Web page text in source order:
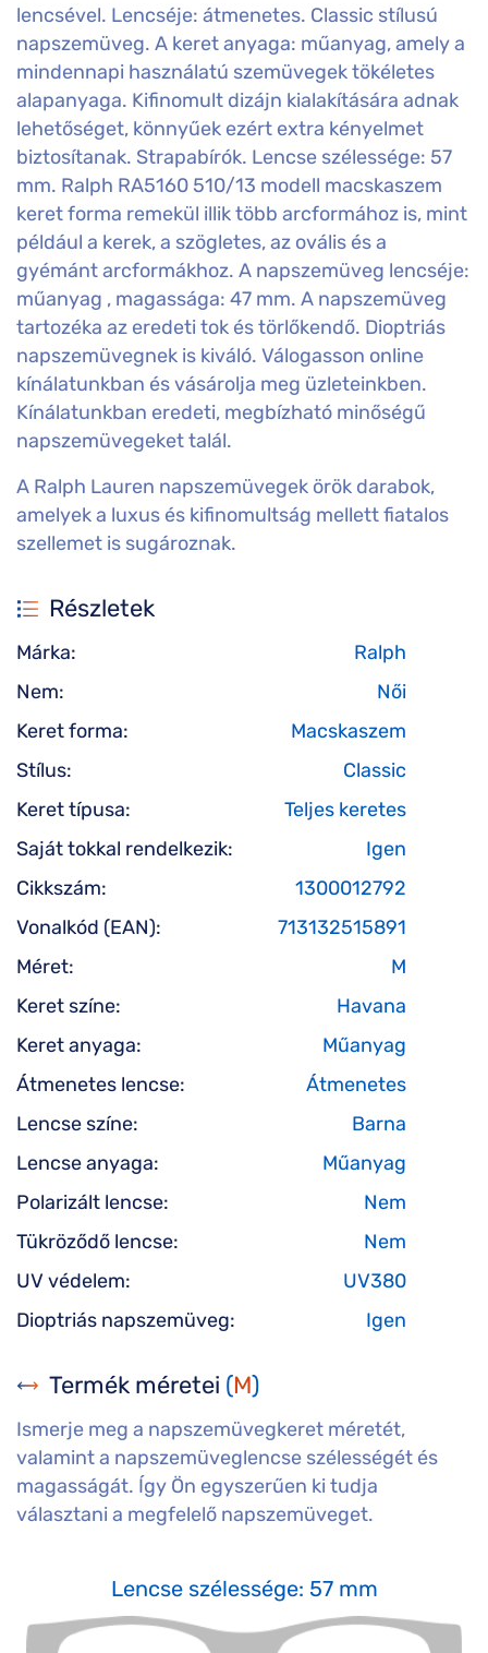
lencsével. Lencséje: átmenetes. Classic stílusú
napszemüveg. A keret anyaga: műanyag, amely a
mindennapi használatú szemüvegek tökéletes
alapanyaga. Kifinomult dizájn kialakítására adnak
lehetőséget, könnyűek ezért extra kényelmet
biztosítanak. Strapabírók. Lencse szélessége: 57
mm. Ralph RA5160 510/13 modell macskaszem
keret forma remekül illik több arcformához is, mint
például a kerek, a szögletes, az ovális és a
gyémánt arcformákhoz. A napszemüveg lencséje:
műanyag , magassága: 47 mm. A napszemüveg
tartozéka az eredeti tok és törlőkendő. Dioptriás
napszemüvegnek is kiváló. Válogasson online
kínálatunkban és vásárolja meg üzleteinkben.
Kínálatunkban eredeti, megbízható minőségű
napszemüvegeket talál.
A Ralph Lauren napszemüvegek örök darabok,
amelyek a luxus és kifinomultság mellett fiatalos
szellemet is sugároznak.
Részletek
Márka:
Ralph
Nem:
Női
Keret forma:
Macskaszem
Stílus:
Classic
Keret típusa:
Teljes keretes
Saját tokkal rendelkezik:
Igen
Cikkszám:
1300012792
Vonalkód (EAN):
713132515891
Méret:
M
Keret színe:
Havana
Keret anyaga:
Műanyag
Átmenetes lencse:
Átmenetes
Lencse színe:
Barna
Lencse anyaga:
Műanyag
Polarizált lencse:
Nem
Tükröződő lencse:
Nem
UV védelem:
UV380
Dioptriás napszemüveg:
Igen
Termék méretei (M)
Ismerje meg a napszemüvegkeret méretét,
valamint a napszemüveglencse szélességét és
magasságát. Így Ön egyszerűen ki tudja
választani a megfelelő napszemüveget.
Lencse szélessége: 57 mm